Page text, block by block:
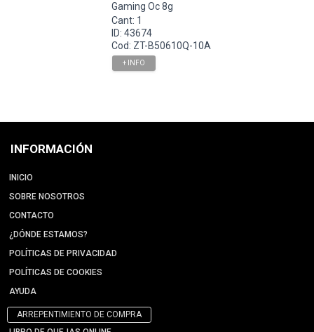
Gaming Oc 8g
Cant: 1
ID: 43674
Cod: ZT-B50610Q-10A
+ INFO
INFORMACIÓN
INICIO
SOBRE NOSOTROS
CONTACTO
¿DÓNDE ESTAMOS?
POLÍTICAS DE PRIVACIDAD
POLÍTICAS DE COOKIES
AYUDA
ARREPENTIMIENTO DE COMPRA